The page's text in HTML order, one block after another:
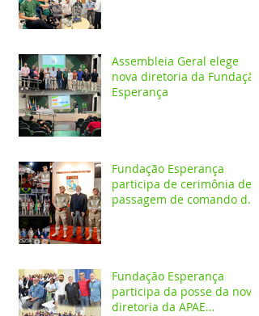
Assembleia Geral elege
nova diretoria da Fundação
Esperança
Fundação Esperança
participa de cerimônia de
passagem de comando do
Fundação Esperança
participa da posse da nova
diretoria da APAE